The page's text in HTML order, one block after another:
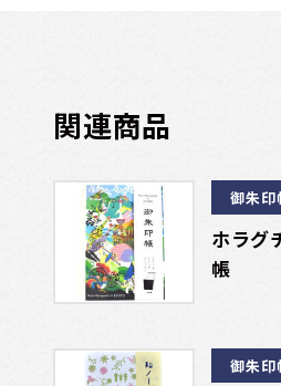
関連商品
御朱印
ホラグ
帳
御朱印